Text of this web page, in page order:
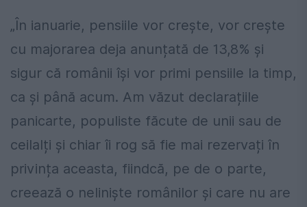
„În ianuarie, pensiile vor crește, vor crește
cu majorarea deja anunțată de 13,8% și
sigur că românii își vor primi pensiile la timp,
ca și până acum. Am văzut declarațiile
panicarte, populiste făcute de unii sau de
ceilalți și chiar îi rog să fie mai rezervați în
privința aceasta, fiindcă, pe de o parte,
creează o neliniște românilor și care nu are